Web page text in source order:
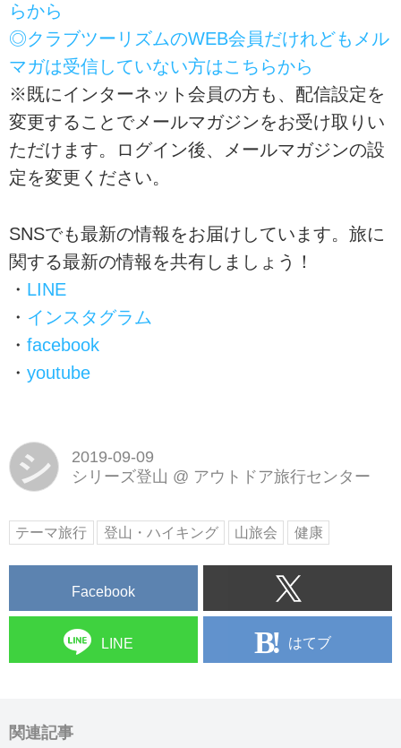
らから
◎クラブツーリズムのWEB会員だけれどもメル
マガは受信していない方はこちらから
※既にインターネット会員の方も、配信設定を
変更することでメールマガジンをお受け取りい
ただけます。ログイン後、メールマガジンの設
定を変更ください。
SNSでも最新の情報をお届けしています。旅に
関する最新の情報を共有しましょう！
・ LINE
・ インスタグラム
・ facebook
・ youtube
シ
2019-09-09
シリーズ登山 @ アウトドア旅行センター
テーマ旅行 登山・ハイキング 山旅会 健康
Facebook
LINE はてブ
関連記事